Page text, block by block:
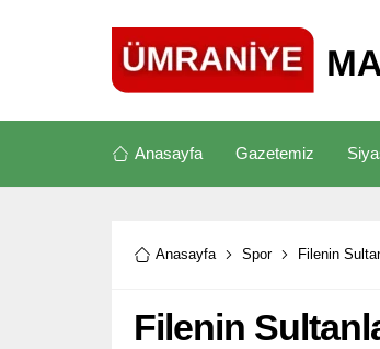
Anasayfa Gazetemiz
Anasayfa Spor Filenin
Filenin